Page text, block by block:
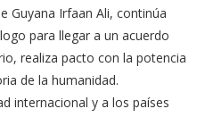
Guyana Irfaan Ali, continúa
para llegar a un acuerdo
realiza pacto con la potencia
de la humanidad.
internacional y a los países